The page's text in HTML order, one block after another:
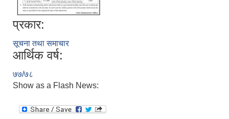
प्रकार:
सूचना तथा समाचार
आर्थिक वर्ष:
७७/७८
Show as a Flash News: